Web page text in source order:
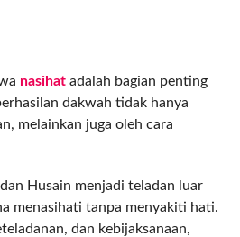
nasihat adalah bagian penting
dakwah tidak hanya
melainkan juga oleh cara
Husain menjadi teladan luar
menasihati tanpa menyakiti hati.
dan kebijaksanaan,